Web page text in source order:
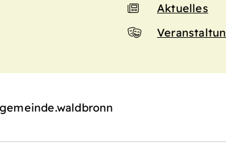
Aktuelles
gemeinde.waldbronn